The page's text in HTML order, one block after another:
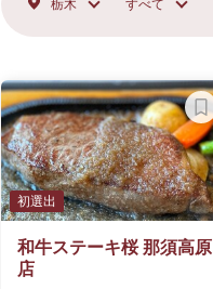
栃木 すべて
初選出
和牛ステーキ桜 那須高原
店